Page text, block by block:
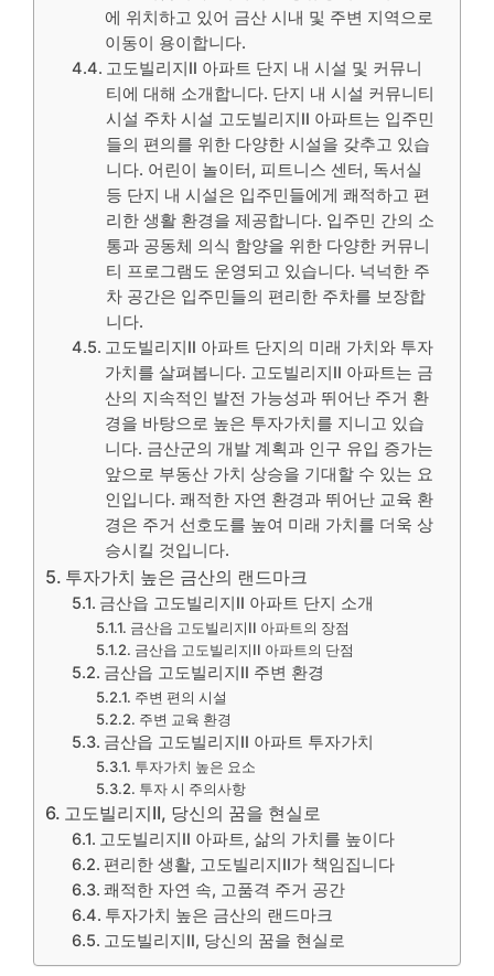
에 위치하고 있어 금산 시내 및 주변 지역으로
이동이 용이합니다.
고도빌리지II 아파트 단지 내 시설 및 커뮤니
티에 대해 소개합니다. 단지 내 시설 커뮤니티
시설 주차 시설 고도빌리지II 아파트는 입주민
들의 편의를 위한 다양한 시설을 갖추고 있습
니다. 어린이 놀이터, 피트니스 센터, 독서실
등 단지 내 시설은 입주민들에게 쾌적하고 편
리한 생활 환경을 제공합니다. 입주민 간의 소
통과 공동체 의식 함양을 위한 다양한 커뮤니
티 프로그램도 운영되고 있습니다. 넉넉한 주
차 공간은 입주민들의 편리한 주차를 보장합
니다.
고도빌리지II 아파트 단지의 미래 가치와 투자
가치를 살펴봅니다. 고도빌리지II 아파트는 금
산의 지속적인 발전 가능성과 뛰어난 주거 환
경을 바탕으로 높은 투자가치를 지니고 있습
니다. 금산군의 개발 계획과 인구 유입 증가는
앞으로 부동산 가치 상승을 기대할 수 있는 요
인입니다. 쾌적한 자연 환경과 뛰어난 교육 환
경은 주거 선호도를 높여 미래 가치를 더욱 상
승시킬 것입니다.
투자가치 높은 금산의 랜드마크
금산읍 고도빌리지II 아파트 단지 소개
금산읍 고도빌리지II 아파트의 장점
금산읍 고도빌리지II 아파트의 단점
금산읍 고도빌리지II 주변 환경
주변 편의 시설
주변 교육 환경
금산읍 고도빌리지II 아파트 투자가치
투자가치 높은 요소
투자 시 주의사항
고도빌리지II, 당신의 꿈을 현실로
고도빌리지II 아파트, 삶의 가치를 높이다
편리한 생활, 고도빌리지II가 책임집니다
쾌적한 자연 속, 고품격 주거 공간
투자가치 높은 금산의 랜드마크
고도빌리지II, 당신의 꿈을 현실로